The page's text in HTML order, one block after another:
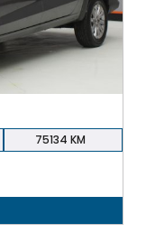
75134